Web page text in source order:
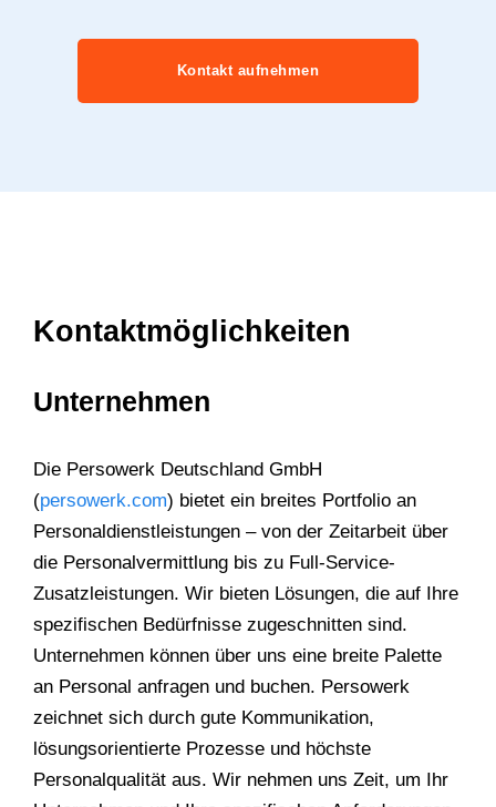
Kontakt aufnehmen
Kontaktmöglichkeiten
Unternehmen
Die Persowerk Deutschland GmbH
(persowerk.com) bietet ein breites Portfolio an
Personaldienstleistungen – von der Zeitarbeit über
die Personalvermittlung bis zu Full-Service-
Zusatzleistungen. Wir bieten Lösungen, die auf Ihre
spezifischen Bedürfnisse zugeschnitten sind.
Unternehmen können über uns eine breite Palette
an Personal anfragen und buchen. Persowerk
zeichnet sich durch gute Kommunikation,
lösungsorientierte Prozesse und höchste
Personalqualität aus. Wir nehmen uns Zeit, um Ihr